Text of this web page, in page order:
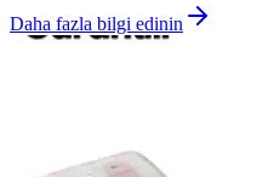
Daha fazla bilgi edinin